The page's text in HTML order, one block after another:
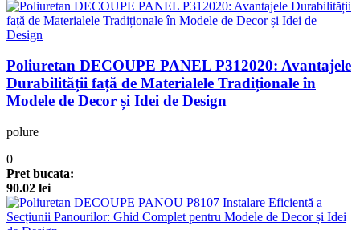
Poliuretan DECOUPE PANEL P312020: Avantajele
Durabilității față de Materialele Tradiționale în
Modele de Decor și Idei de Design
polure
0
Pret bucata:
90.02 lei